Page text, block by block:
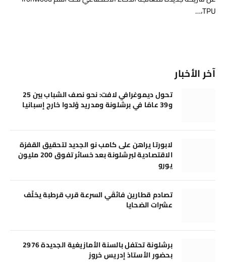
TPU،…
آخر الأخبار
تحول ديموغرافي لافت: نحو نصف الشباب بين 25
و39 عامًا في برشلونة ومدريد وُلدوا خارج إسبانيا
لابورتا يراهن على كامب نو الجديد لتحقيق القفزة
الاقتصادية لبرشلونة بعد خسائر تفوق 200 مليون
يورو
تصادم قطارين فائقَي السرعة قرب قرطبة يخلّف
عشرات الضحايا
برشلونة تحتفل بالسنة الأمازيغية الجديدة 2976
بحضور الأستاذ إدريس خروز